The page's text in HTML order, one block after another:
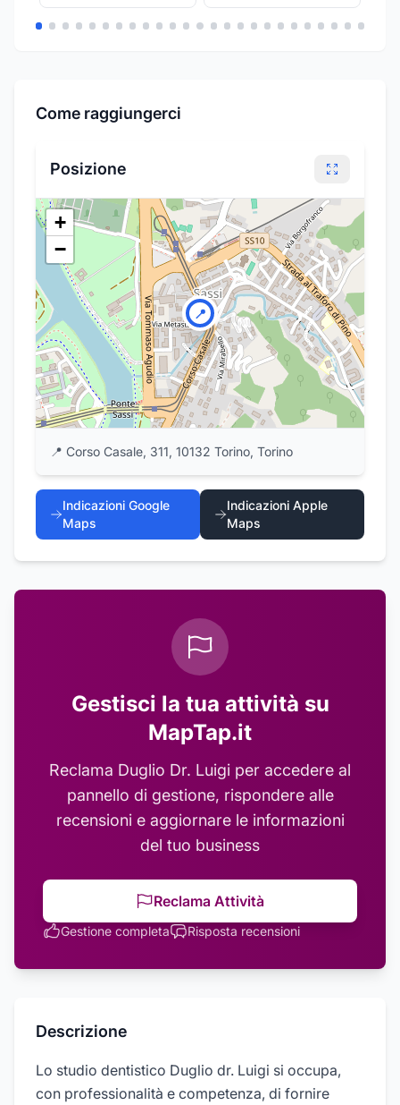
Come raggiungerci
Posizione
📍
+
−
📍 Corso Casale, 311, 10132 Torino, Torino
Indicazioni Google
Maps
Indicazioni Apple
Maps
Gestisci la tua attività su
MapTap.it
Reclama Duglio Dr. Luigi per accedere al
pannello di gestione, rispondere alle
recensioni e aggiornare le informazioni
del tuo business
Reclama Attività
Gestione completa Risposta recensioni
Descrizione
Lo studio dentistico Duglio dr. Luigi si occupa,
con professionalità e competenza, di fornire